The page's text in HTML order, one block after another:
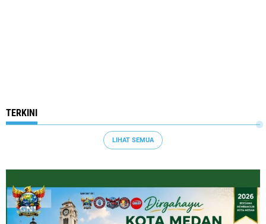
TERKINI
LIHAT SEMUA